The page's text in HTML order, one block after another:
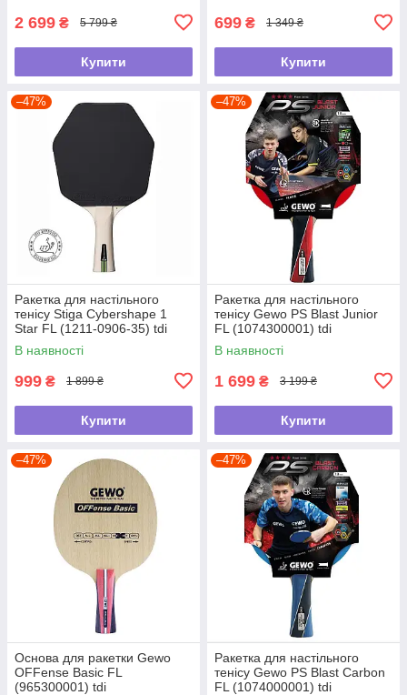
2 699 ₴ 5 799 ₴
Купити
699 ₴ 1 349 ₴
Купити
–47%
Ракетка для настільного
тенісу Stiga Cybershape 1
Star FL (1211-0906-35) tdi
В наявності
999 ₴ 1 899 ₴
Купити
–47%
Ракетка для настільного
тенісу Gewo PS Blast Junior
FL (1074300001) tdi
В наявності
1 699 ₴ 3 199 ₴
Купити
–47%
Основа для ракетки Gewo
OFFense Basic FL
(965300001) tdi
–47%
Ракетка для настільного
тенісу Gewo PS Blast Carbon
FL (1074000001) tdi